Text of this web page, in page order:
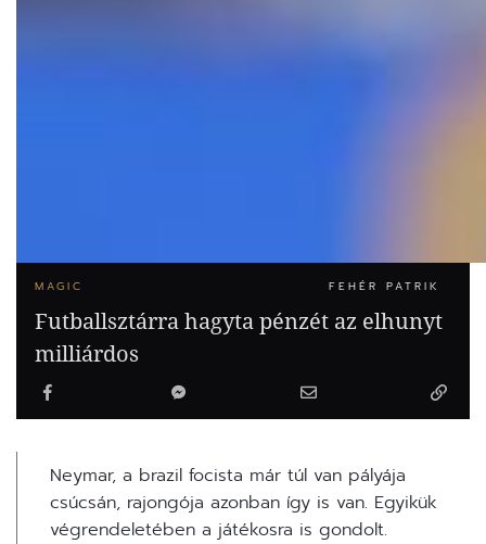
MAGIC FEHÉR PATRIK
Futballsztárra hagyta pénzét az elhunyt
milliárdos
Neymar, a brazil focista már túl van pályája
csúcsán, rajongója azonban így is van. Egyikük
végrendeletében a játékosra is gondolt.